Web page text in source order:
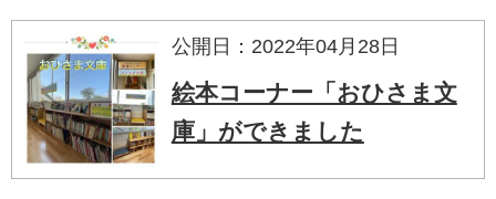
公開日：2022年04月28日
絵本コーナー「おひさま文
庫」ができました